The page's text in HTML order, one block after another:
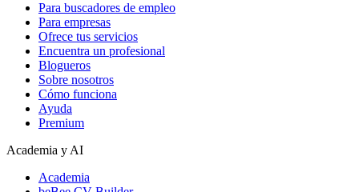
Para buscadores de empleo
Para empresas
Ofrece tus servicios
Encuentra un profesional
Blogueros
Sobre nosotros
Cómo funciona
Ayuda
Premium
Academia y AI
Academia